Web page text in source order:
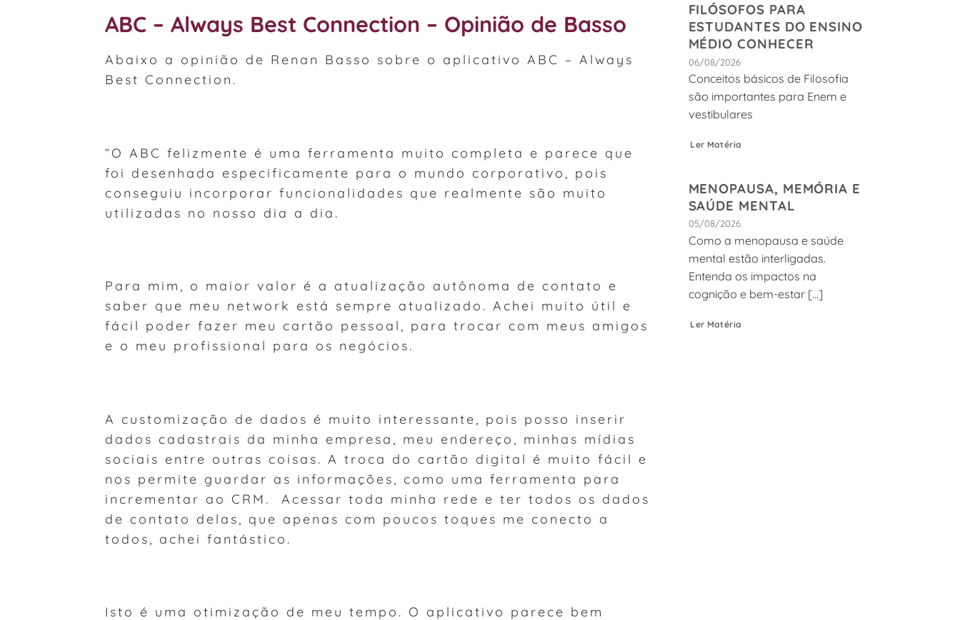
ABC – Always Best Connection – Opinião de Basso
Abaixo a opinião de Renan Basso sobre o aplicativo ABC – Always
Best Connection.
“O ABC felizmente é uma ferramenta muito completa e parece que
foi desenhada especificamente para o mundo corporativo, pois
conseguiu incorporar funcionalidades que realmente são muito
utilizadas no nosso dia a dia.
Para mim, o maior valor é a atualização autônoma de contato e
saber que meu network está sempre atualizado. Achei muito útil e
fácil poder fazer meu cartão pessoal, para trocar com meus amigos
e o meu profissional para os negócios.
A customização de dados é muito interessante, pois posso inserir
dados cadastrais da minha empresa, meu endereço, minhas mídias
sociais entre outras coisas. A troca do cartão digital é muito fácil e
nos permite guardar as informações, como uma ferramenta para
incrementar ao CRM. Acessar toda minha rede e ter todos os dados
de contato delas, que apenas com poucos toques me conecto a
todos, achei fantástico.
Isto é uma otimização de meu tempo. O aplicativo parece bem
FILÓSOFOS PARA
ESTUDANTES DO ENSINO
MÉDIO CONHECER
06/08/2026
Conceitos básicos de Filosofia
são importantes para Enem e
vestibulares
Ler Matéria
MENOPAUSA, MEMÓRIA E
SAÚDE MENTAL
05/08/2026
Como a menopausa e saúde
mental estão interligadas.
Entenda os impactos na
cognição e bem-estar [...]
Ler Matéria